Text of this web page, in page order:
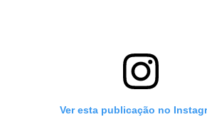
Ver esta publicação no